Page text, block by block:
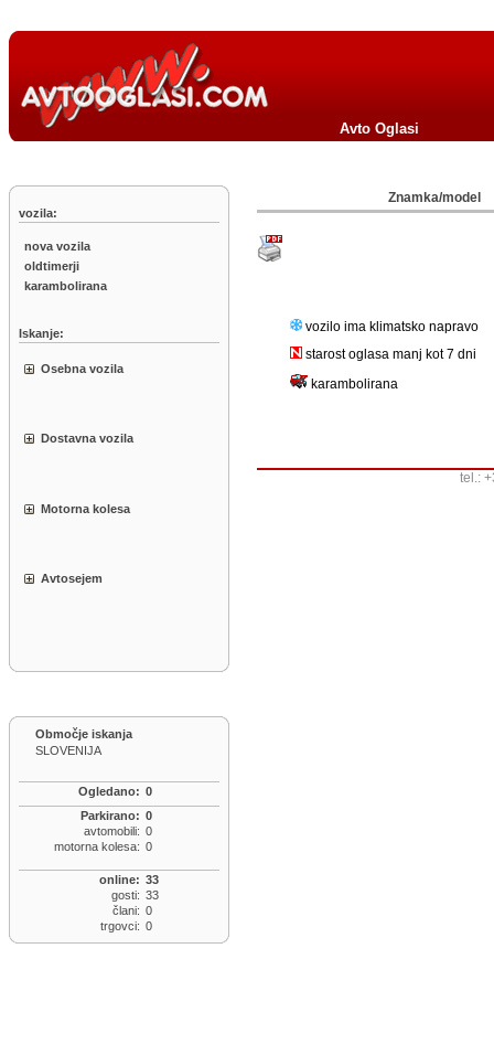
Avto Oglasi
vozila:
nova vozila
oldtimerji
karambolirana
Iskanje:
Osebna vozila
Dostavna vozila
Motorna kolesa
Avtosejem
Območje iskanja
SLOVENIJA
Ogledano: 0
Parkirano: 0
avtomobili: 0
motorna kolesa: 0
online: 33
gosti: 33
člani: 0
trgovci: 0
Znamka/model
vozilo ima klimatsko napravo
starost oglasa manj kot 7 dni
karambolirana
tel.: